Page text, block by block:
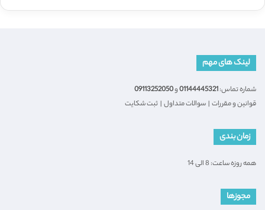
لینک های مهم
شماره تماس:01144445321و09113252050
قوانین و مقررات | سوالات متداول | ثبت شکایت
زمان بندی
همه روزه ساعت: 8 الی 14
مجوزها